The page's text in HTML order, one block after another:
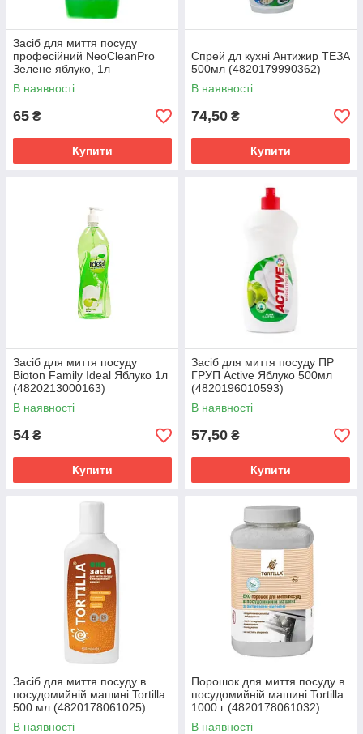
Засіб для миття посуду
професійний NeoCleanPro
Зелене яблуко, 1л
(4820255110776)
В наявності
65 ₴
Купити
Спрей дл кухні Антижир ТЕЗА
500мл (4820179990362)
В наявності
74,50 ₴
Купити
Засіб для миття посуду
Bioton Family Ideal Яблуко 1л
(4820213000163)
В наявності
54 ₴
Купити
Засіб для миття посуду ПР
ГРУП Active Яблуко 500мл
(4820196010593)
В наявності
57,50 ₴
Купити
Засіб для миття посуду в
посудомийній машині Tortilla
500 мл (4820178061025)
В наявності
Порошок для миття посуду в
посудомийній машині Tortilla
1000 г (4820178061032)
В наявності